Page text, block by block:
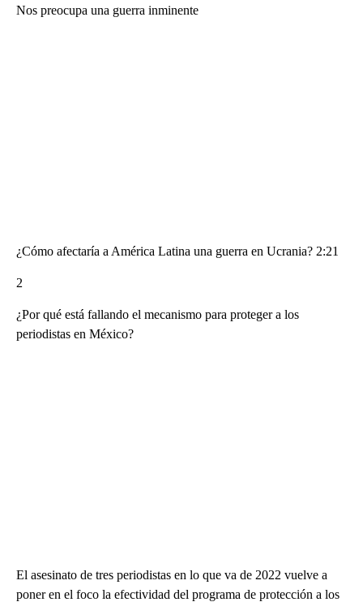
Nos preocupa una guerra inminente
¿Cómo afectaría a América Latina una guerra en Ucrania? 2:21
2
¿Por qué está fallando el mecanismo para proteger a los
periodistas en México?
El asesinato de tres periodistas en lo que va de 2022 vuelve a
poner en el foco la efectividad del programa de protección a los